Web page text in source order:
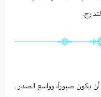
أن يكون صبوراً، وواسع الصدر..